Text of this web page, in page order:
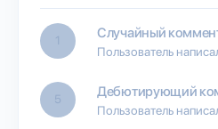
1 Случайный
Пользователь
5 Дебютирующий
Пользователь